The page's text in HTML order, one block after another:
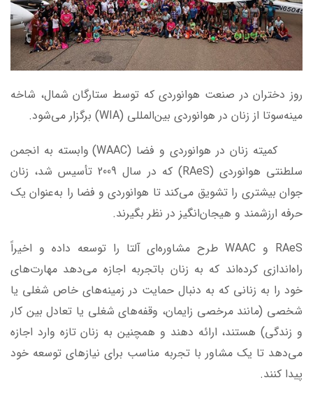
روز دختران در صنعت هوانوردی که توسط ستارگان شمال، شاخه
مینه‌سوتا از زنان در هوانوردی بین‌المللی (WIA) برگزار می‌شود.
کمیته زنان در هوانوردی و فضا (WAAC) وابسته به انجمن
سلطنتی هوانوردی (RAeS) که در سال 2009 تأسیس شد، زنان
جوان بیشتری را تشویق می‌کند تا هوانوردی و فضا را به‌عنوان یک
حرفه ارزشمند و هیجان‌انگیز در نظر بگیرند.
RAeS و WAAC طرح مشاوره‌ای آلتا را توسعه داده و اخیراً
راه‌اندازی کرده‌اند که به زنان باتجربه اجازه می‌دهد مهارت‌های
خود را به زنانی که به دنبال حمایت در زمینه‌های خاص شغلی یا
شخصی (مانند مرخصی زایمان، وقفه‌های شغلی یا تعادل بین کار
و زندگی) هستند، ارائه دهند و همچنین به زنان تازه وارد اجازه
می‌دهد تا یک مشاور با تجربه مناسب برای نیازهای توسعه خود
پیدا کنند.